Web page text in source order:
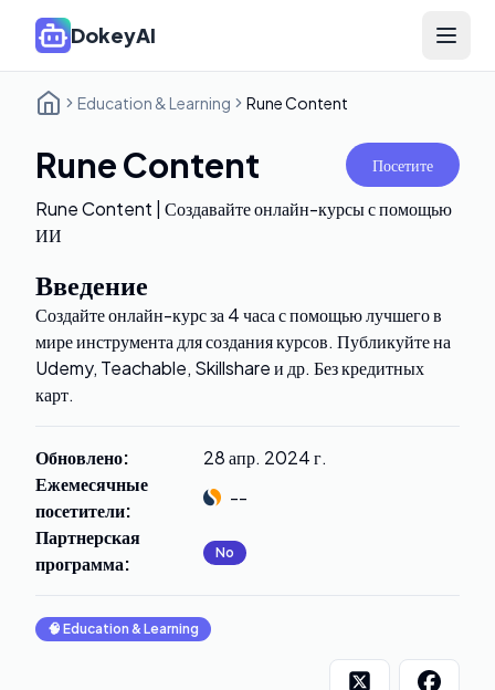
DokeyAI Open
Education & Learning Rune Content
Rune Content Посетите
Rune Content | Создавайте онлайн-курсы с помощью
ИИ
Введение
Создайте онлайн-курс за 4 часа с помощью лучшего в
мире инструмента для создания курсов. Публикуйте на
Udemy, Teachable, Skillshare и др. Без кредитных
карт.
Обновлено:
28 апр. 2024 г.
Ежемесячные
посетители:
--
Партнерская
программа: No
🧠 Education & Learning